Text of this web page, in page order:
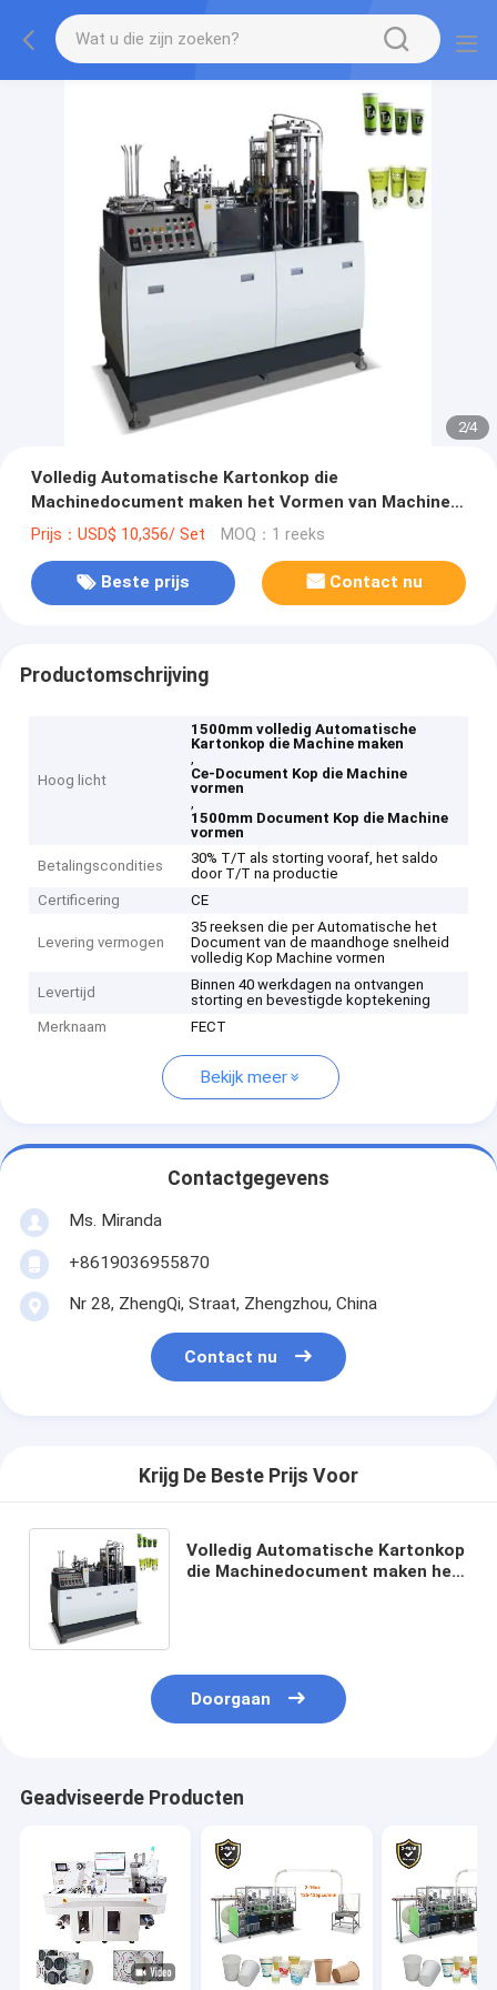
2/4
Volledig Automatische Kartonkop die
Machinedocument maken het Vormen van Machine
tot een kom vormen
Prijs：USD$ 10,356/ Set MOQ：1 reeks
Beste prijs Contact nu
Productomschrijving
Hoog licht
1500mm volledig Automatische
Kartonkop die Machine maken
,
Ce-Document Kop die Machine
vormen
,
1500mm Document Kop die Machine
vormen
Betalingscondities
30% T/T als storting vooraf, het saldo
door T/T na productie
Certificering
CE
Levering vermogen
35 reeksen die per Automatische het
Document van de maandhoge snelheid
volledig Kop Machine vormen
Levertijd
Binnen 40 werkdagen na ontvangen
storting en bevestigde koptekening
Merknaam
FECT
Bekijk meer
Contactgegevens
Ms. Miranda
+8619036955870
Nr 28, ZhengQi, Straat, Zhengzhou, China
Contact nu
Krijg De Beste Prijs Voor
Volledig Automatische Kartonkop
die Machinedocument maken het
Doorgaan
Geadviseerde Producten